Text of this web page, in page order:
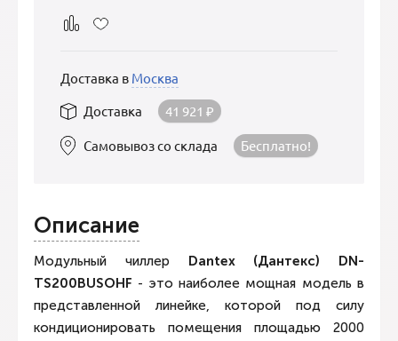
Доставка в Москва
Доставка
41 921 ₽
Самовывоз со склада Бесплатно!
Описание
Модульный чиллер Dantex (Дантекс) DN-
TS200BUSOHF - это наиболее мощная модель в
представленной линейке, которой под силу
кондиционировать помещения площадью 2000